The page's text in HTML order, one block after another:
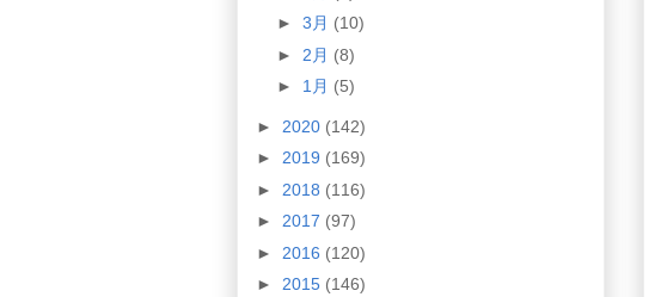
► 3月 (10)
► 2月 (8)
► 1月 (5)
► 2020 (142)
► 2019 (169)
► 2018 (116)
► 2017 (97)
► 2016 (120)
► 2015 (146)